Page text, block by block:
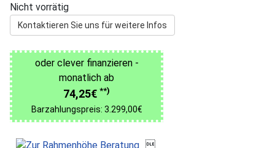
Nicht vorrätig
Kontaktieren Sie uns für weitere Infos
oder clever finanzieren -
monatlich ab
74,25€ **)
Barzahlungspreis: 3.299,00€
